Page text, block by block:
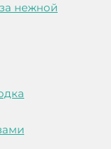
нежной